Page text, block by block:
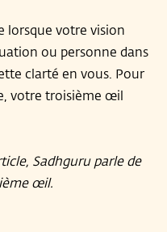
lorsque votre vision
ou personne dans
clarté en vous. Pour
votre troisième œil
Sadhguru parle de
œil.